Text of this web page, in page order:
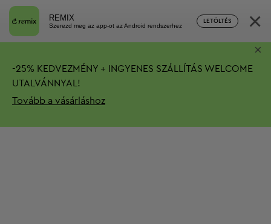
REMIX
Szerezd meg az app-ot az Android rendszerhez
LETÖLTÉS ×
-25% KEDVEZMÉNY + INGYENES SZÁLLÍTÁS WELCOME
UTALVÁNNYAL!
Tovább a vásárláshoz
×